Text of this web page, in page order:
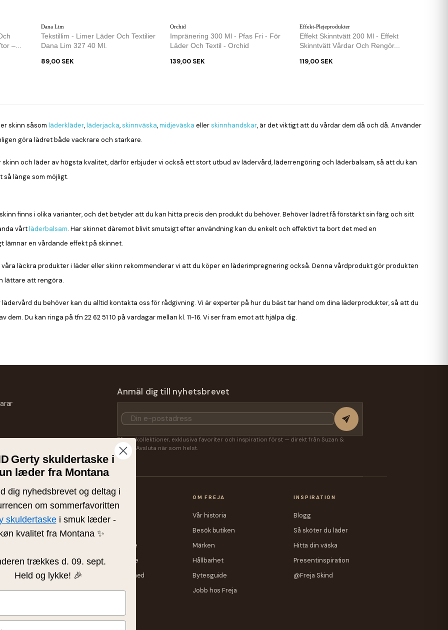
–...
Dana Lim
Tekstillim - Limer Läder Och Textilier
Dana Lim 327 40 Ml.
89,00 SEK
Orchid
Impränering 300 Ml - Pfas Fri - För
Läder Och Textil - Orchid
139,00 SEK
Effekt-Plejeprodukter
Effekt Skinntvätt 200 Ml - Effekt
Skinntvätt Vårdar Och Rengör...
119,00 SEK
skinn såsom läderkläder,läderjacka,skinnväska,midjeväska ellerskinnhandskar, är det viktigt att du vårdar dem då och då. Använder
göra lädret både vackrare och starkare.
skinn och läder av högsta kvalitet, därför erbjuder vi också ett stort utbud av lädervård, läderrengöring och läderbalsam, så att du kan
så länge som möjligt.
finns i olika varianter, och det betyder att du kan hitta precis den produkt du behöver. Behöver lädret få förstärkt sin färg och sitt
vårtläderbalsam. Har skinnet däremot blivit smutsigt efter användning kan du enkelt och effektivt ta bort det med en
lämnar en vårdande effekt på skinnet.
läckra produkter i läder eller skinn rekommenderar vi att du köper en läderimpregnering också. Denna vårdprodukt gör produkten
lättare att rengöra.
du behöver kan du alltid kontakta oss för rådgivning. Vi är experter på hur du bäst tar hand om dina läderprodukter, så att du
dem. Du kan ringa på tfn 22 62 51 10 på vardagar mellan kl. 11-16. Vi ser fram emot att hjälpa dig.
Anmäl dig till nyhetsbrevet
Få nya kollektioner, exklusiva favoriter och inspiration först — direkt från Suzan &
Lasse. Avsluta när som helst.
KUNDSERVICE
Kontakt
Fraktpriser
Retur eller byte
Tävlingsvinnare
Delbetalning med
Skötselråd
OM FREJA
Vår historia
Besök butiken
Märken
Hållbarhet
Bytesguide
Jobb hos Freja
INSPIRATION
Blogg
Så sköter du läder
Hitta din väska
Presentinspiration
@Freja Skind
Gerty skuldertaske i
læder fra Montana
dig nyhedsbrevet og deltag i
om sommerfavoritten
skuldertaskei smuk læder -
kvalitet fra Montana ✨
trækkes d. 09. sept.
Held og lykke! 🎉